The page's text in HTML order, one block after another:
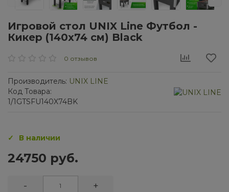
Игровой стол UNIX Line Футбол -
Кикер (140х74 cм) Black
0 отзывов
Производитель: UNIX LINE
Код Товара:
1/1GTSFU140X74BK
В наличии
24750 руб.
- +